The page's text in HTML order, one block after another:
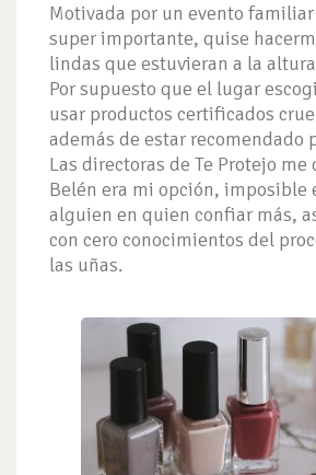
Motivada por un evento
super importante, quise
lindas que estuvieran a la
Por supuesto que el lugar
usar productos certificados
además de estar recomendado
Las directoras de Te Protejo
Belén era mi opción, imposible
alguien en quien confiar más,
con cero conocimientos del
las uñas.